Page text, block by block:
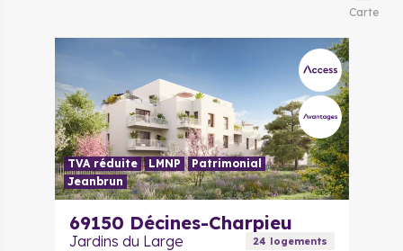
Carte
TVA réduite LMNP
Patrimonial
Jeanbrun
69150 Décines-Charpieu
Jardins du Large 24 logements